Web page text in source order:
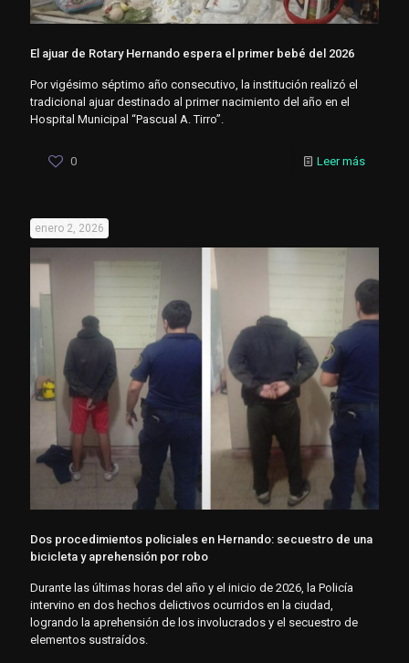
El ajuar de Rotary Hernando espera el primer bebé del 2026
Por vigésimo séptimo año consecutivo, la institución realizó el
tradicional ajuar destinado al primer nacimiento del año en el
Hospital Municipal “Pascual A. Tirro”.
0 Leer más
enero 2, 2026
Dos procedimientos policiales en Hernando: secuestro de una
bicicleta y aprehensión por robo
Durante las últimas horas del año y el inicio de 2026, la Policía
intervino en dos hechos delictivos ocurridos en la ciudad,
logrando la aprehensión de los involucrados y el secuestro de
elementos sustraídos.